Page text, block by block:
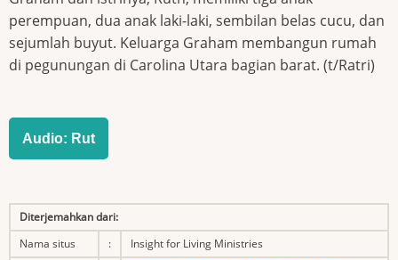
perempuan, dua anak laki-laki, sembilan belas cucu, dan
sejumlah buyut. Keluarga Graham membangun rumah
di pegunungan di Carolina Utara bagian barat. (t/Ratri)
Audio: Rut
Diterjemahkan dari:
Nama situs
: Insight for Living Ministries